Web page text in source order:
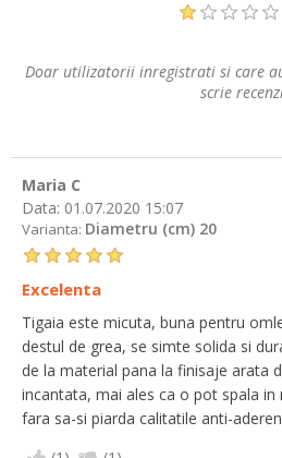
Doar utilizatorii inregistrati si care
scrie
Maria C
Data: 01.07.2020 15:07
Varianta: Diametru (cm) 20
Excelenta
Tigaia este micuta, buna pentru
destul de grea, se simte solida si
de la material pana la finisaje arata
incantata, mai ales ca o pot spala in
fara sa-si piarda calitatile anti-